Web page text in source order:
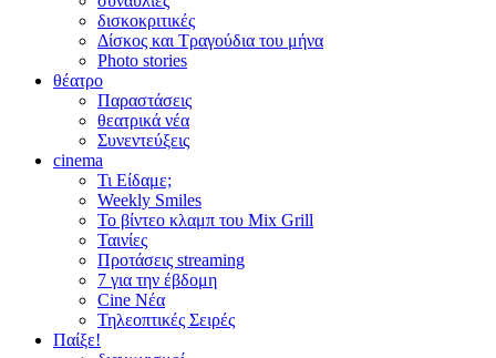
δισκοκριτικές
Δίσκος και Τραγούδια του μήνα
Photo stories
θέατρο
Παραστάσεις
θεατρικά νέα
Συνεντεύξεις
cinema
Τι Είδαμε;
Weekly Smiles
Το βίντεο κλαμπ του Mix Grill
Ταινίες
Προτάσεις streaming
7 για την έβδομη
Cine Νέα
Τηλεοπτικές Σειρές
Παίξε!